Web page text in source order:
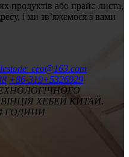
продуктів або прайс-листа,
і ми зв’яжемося з вами
+86-319+5326929
ХЕБЕЙ КИТАЙ.
ГОДИНИ